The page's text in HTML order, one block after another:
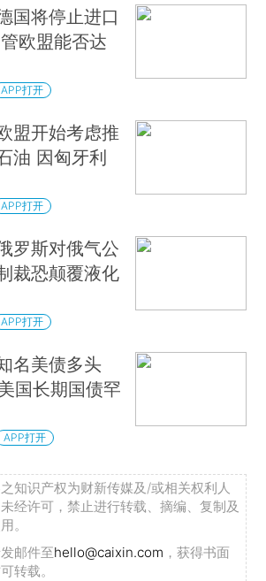
国将停止进口
欧盟能否达
APP打开
盟开始考虑推
油 因匈牙利
APP打开
罗斯对俄气公
裁恐颠覆液化
APP打开
名美债多头
国长期国债罕
APP打开
知识产权为财新传媒及/或相关权利人
经许可，禁止进行转载、摘编、复制及
。
邮件至hello@caixin.com ，获得书面
转载。